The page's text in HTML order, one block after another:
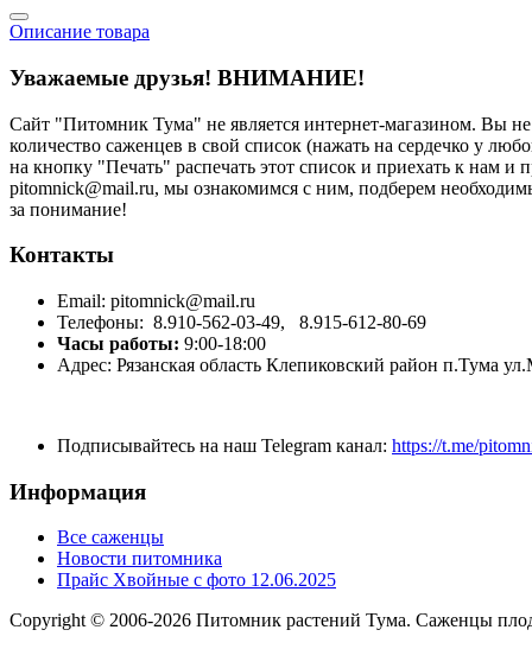
Описание товара
Уважаемые друзья! ВНИМАНИЕ!
Сайт "Питомник Тума" не является интернет-магазином. Вы
количество саженцев в свой список (нажать на сердечко у
на кнопку "Печать" распечать этот список и приехать к нам
рitоmniсk@mаil.ru, мы ознакомимся с ним, подберем
за понимание!
Контакты
Email: pitomnick@mail.ru
Телефоны: 8.910-562-03-49, 8.915-612-80-69
Часы работы: 9:00-18:00
Адрес: Рязанская область Клепиковский район п.Тума
Подписывайтесь на наш Telegram канал: https://t.me/
Информация
Все саженцы
Новости питомника
Прайс Хвойные с фото 12.06.2025
Copyright © 2006-2026 Питомник растений Тума. Саженцы